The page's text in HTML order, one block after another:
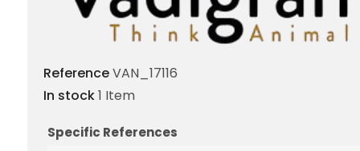
ReferenceVAN_17116
In stock1 Item
Specific References